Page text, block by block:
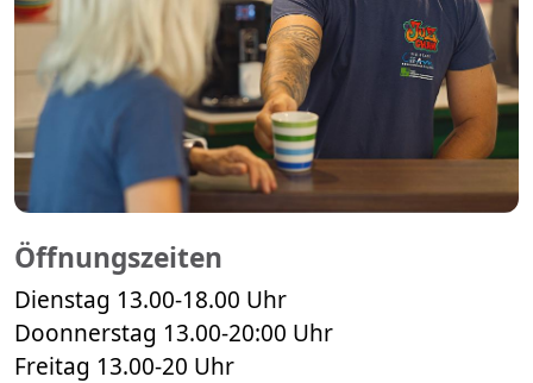
Öffnungszeiten
​​​​​​​Dienstag 13.00-18.00 Uhr
Doonnerstag 13.00-20:00 Uhr
Freitag 13.00-20 Uhr​​​​​​​